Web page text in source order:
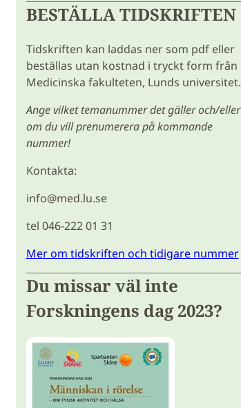
BESTÄLLA TIDSKRIFTEN
Tidskriften kan laddas ner som pdf eller
beställas utan kostnad i tryckt form från
Medicinska fakulteten, Lunds universitet.
Ange vilket temanummer det gäller och/eller
om du vill prenumerera på kommande
nummer!
Kontakta:
info@med.lu.se
tel 046-222 01 31
Mer om tidskriften och tidigare nummer
Du missar väl inte
Forskningens dag 2023?